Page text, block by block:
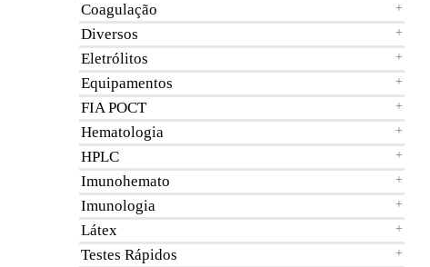
Coagulação +
Diversos +
Eletrólitos +
Equipamentos +
FIA POCT +
Hematologia +
HPLC +
Imunohemato +
Imunologia +
Látex +
Testes Rápidos +